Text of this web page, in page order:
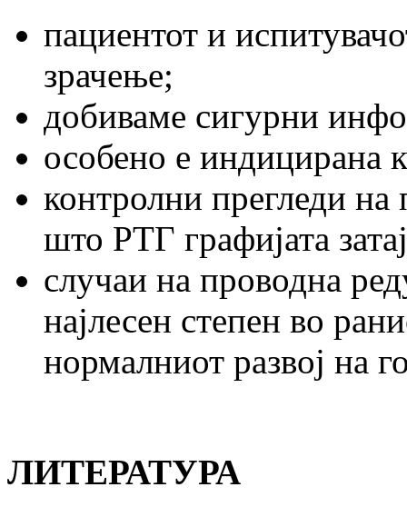
пациентот и
зрачење;
добиваме сигурни
особено е индицирана
контролни прегледи на
што РТГ графијата
случаи на проводна
најлесен степен во
нормалниот развој на
ЛИТЕРАТУРА